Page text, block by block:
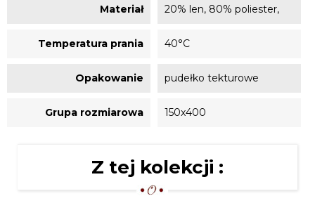
Materiał 20% len, 80% poliester,
Temperatura prania 40°C
Opakowanie pudełko tekturowe
Grupa rozmiarowa 150x400
Z tej kolekcji :